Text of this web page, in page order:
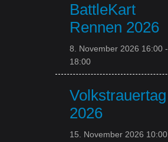
BattleKart
Rennen 2026
8. November 2026 16:00 -
18:00
Volkstrauertag
2026
15. November 2026 10:00